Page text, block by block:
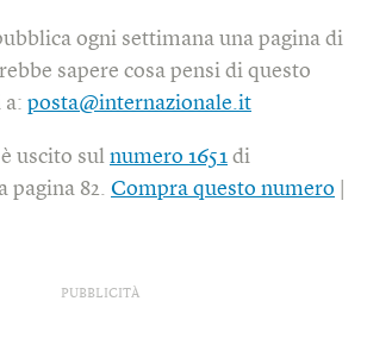
ogni settimana una pagina di
sapere cosa pensi di questo
a: posta@internazionale.it
uscito sul numero 1651 di
pagina 82. Compra questo numero
PUBBLICITÀ